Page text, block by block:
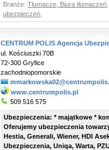
Branże: Tłumacze, Biura tłumaczeń
ubezpieczeń
CENTRUM POLIS Agencja
ul. Kościuszki 70B
72-300 Gryfice
zachodniopomorskie
www.centrumpolis.pl
509 516 575
Ubezpieczenia: * majątkowe *
Oferujemy ubezpieczenia
Hestia, Generali, Wiener, HDI
Ubezpieczenia, Uniqa, Warta,